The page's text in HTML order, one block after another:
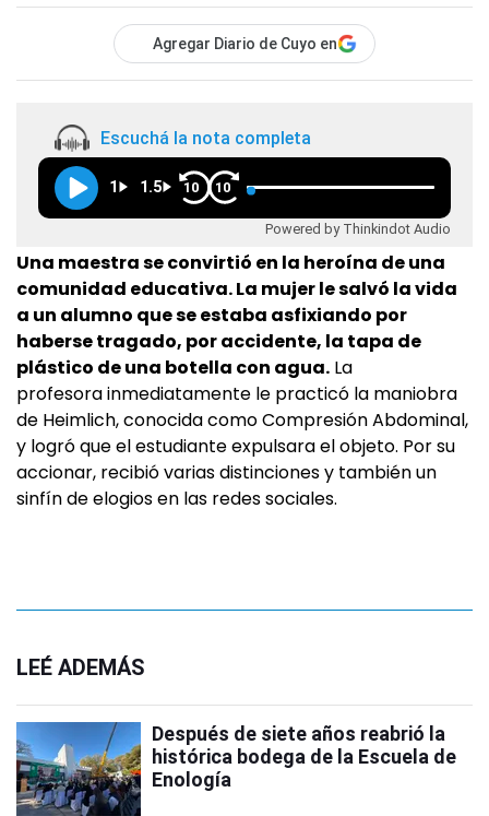
Agregar Diario de Cuyo en
Escuchá la nota completa
1 1.5 10 10
Powered by Thinkindot Audio
Una maestra se convirtió en la heroína de una
comunidad educativa. La mujer le salvó la vida
a un alumno que se estaba asfixiando por
haberse tragado, por accidente, la tapa de
plástico de una botella con agua. La
profesora inmediatamente le practicó la maniobra
de Heimlich, conocida como Compresión Abdominal,
y logró que el estudiante expulsara el objeto. Por su
accionar, recibió varias distinciones y también un
sinfín de elogios en las redes sociales.
LEÉ ADEMÁS
Después de siete años reabrió la
histórica bodega de la Escuela de
Enología